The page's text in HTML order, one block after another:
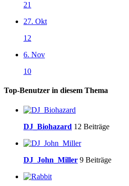
21
27. Okt
12
6. Nov
10
Top-Benutzer in diesem Thema
DJ_Biohazard 12 Beiträge
DJ_John_Miller 9 Beiträge